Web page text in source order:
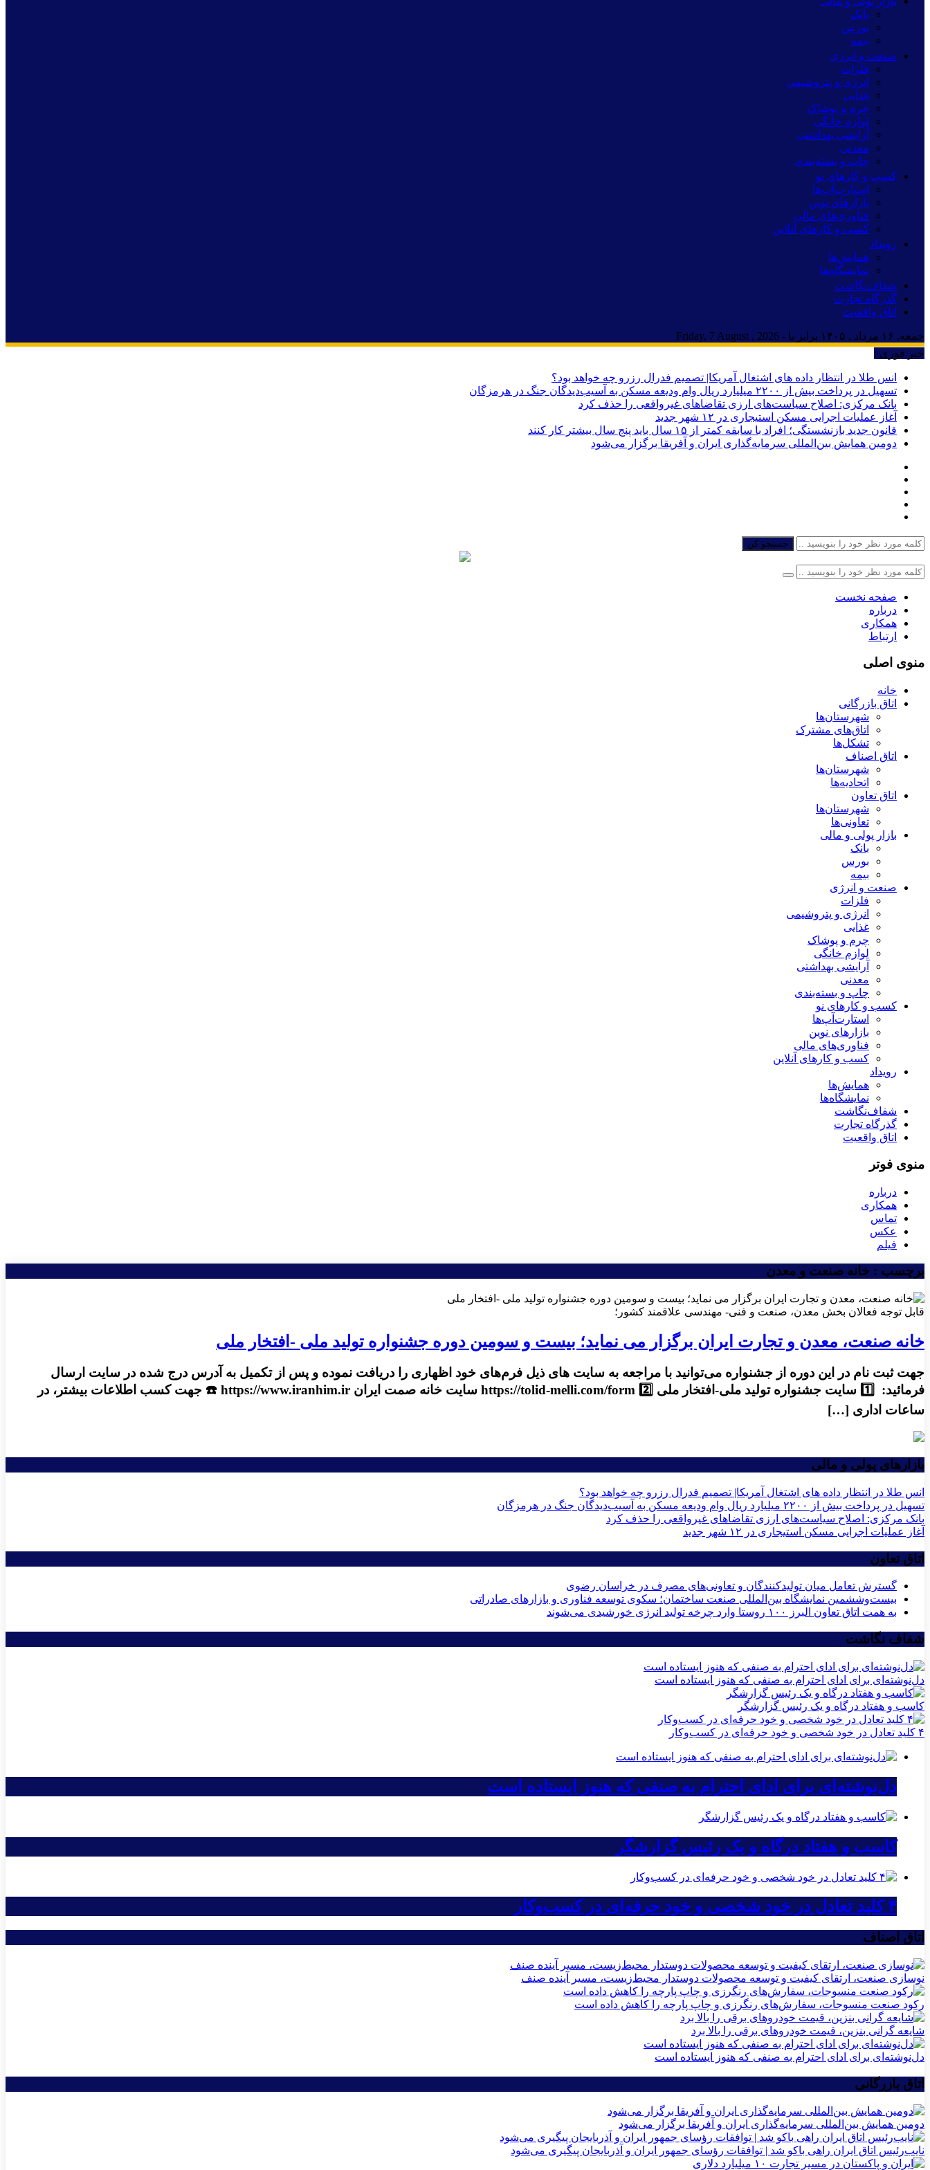
بانک
بورس
بیمه
صنعت و انرژی
فلزات
انرژی و پتروشیمی
غذایی
چرم و پوشاک
لوازم خانگی
آرایشی بهداشتی
معدنی
چاپ و بسته‌بندی
کسب و کارهای نو
استارت‌آپ‌ها
بازارهای نوین
فناوری‌های مالی
کسب و کارهای آنلاین
رویداد
همایش‌ها
نمایشگاه‌ها
شفاف‌نگاشت
گذرگاه تجارت
اتاق واقعیت
جمعه, ۱۶ مرداد , ۱۴۰۵ برابر با - Friday, 7 August , 2026
خبر فوری :
انس طلا در انتظار داده های اشتغال آمریکا| تصمیم فدرال رزرو چه خواهد بود؟
تسهیل در پرداخت بیش از ۲۲۰۰ میلیارد ریال وام ودیعه مسکن به آسیب‌دیدگان جنگ در هرمزگان
بانک مرکزی: اصلاح سیاست‌های ارزی تقاضاهای غیرواقعی را حذف کرد
آغاز عملیات اجرایی مسکن استیجاری در ۱۲ شهر جدید
قانون جدید بازنشستگی؛ افراد با سابقه کمتر از ۱۵ سال باید پنج سال بیشتر کار کنند
دومین همایش بین‌المللی سرمایه‌گذاری ایران و آفریقا برگزار می‌شود
جستجو کن
صفحه نخست
درباره
همکاری
ارتباط
منوی اصلی
خانه
اتاق بازرگانی
شهرستان‌ها
اتاق‌های مشترک
تشکل‌ها
اتاق اصناف
شهرستان‌ها
اتحادیه‌ها
اتاق تعاون
شهرستان‌ها
تعاونی‌ها
بازار پولی و مالی
بانک
بورس
بیمه
صنعت و انرژی
فلزات
انرژی و پتروشیمی
غذایی
چرم و پوشاک
لوازم خانگی
آرایشی بهداشتی
معدنی
چاپ و بسته‌بندی
کسب و کارهای نو
استارت‌آپ‌ها
بازارهای نوین
فناوری‌های مالی
کسب و کارهای آنلاین
رویداد
همایش‌ها
نمایشگاه‌ها
شفاف‌نگاشت
گذرگاه تجارت
اتاق واقعیت
منوی فوتر
درباره
همکاری
تماس
عکس
فیلم
برچسب : خانه صنعت و معدن
قابل توجه فعالان بخش معدن، صنعت و فنی- مهندسی علاقمند کشور؛
خانه صنعت، معدن و تجارت ایران برگزار می نماید؛ بیست و سومین دوره جشنواره تولید ملی -افتخار ملی
جهت ثبت نام در این دوره از جشنواره می‌توانید با مراجعه به سایت های ذیل فرم‌های خود اظهاری را دریافت نموده و پس از تکمیل به آدرس درج شده در سایت ارسال
فرمائید: ‌ 1️⃣ سایت جشنواره تولید ملی-افتخار ملی https://tolid-melli.com/form 2️⃣ سایت خانه صمت ایران https://www.iranhim.ir ☎️ جهت کسب اطلاعات بیشتر، در
ساعات اداری […]
بازارهای پولی و مالی
انس طلا در انتظار داده های اشتغال آمریکا| تصمیم فدرال رزرو چه خواهد بود؟
تسهیل در پرداخت بیش از ۲۲۰۰ میلیارد ریال وام ودیعه مسکن به آسیب‌دیدگان جنگ در هرمزگان
بانک مرکزی: اصلاح سیاست‌های ارزی تقاضاهای غیرواقعی را حذف کرد
آغاز عملیات اجرایی مسکن استیجاری در ۱۲ شهر جدید
اتاق تعاون
گسترش تعامل میان تولیدکنندگان و تعاونی‌های مصرف در خراسان رضوی
بیست‌وششمین نمایشگاه بین‌المللی صنعت ساختمان؛ سکوی توسعه فناوری و بازارهای صادراتی
به همت اتاق تعاون البرز ۱۰۰ روستا وارد چرخه تولید انرژی خورشیدی می‌شوند
شفاف نگاشت
دل‌نوشته‌ای برای ادای احترام به صنفی که هنوز ایستاده است
کاسب و هفتاد درگاه و یک رئیس گزارشگر
۴ کلید تعادل در خود شخصی و خود حرفه‌ای در کسب‌وکار
دل‌نوشته‌ای برای ادای احترام به صنفی که هنوز ایستاده است
کاسب و هفتاد درگاه و یک رئیس گزارشگر
۴ کلید تعادل در خود شخصی و خود حرفه‌ای در کسب‌وکار
اتاق اصناف
نوسازی صنعت، ارتقای کیفیت و توسعه محصولات دوستدار محیط‌زیست، مسیر آینده صنف
رکود صنعت منسوجات، سفارش‌های رنگرزی و چاپ پارچه را کاهش داده است
شایعه گرانی بنزین، قیمت خودروهای برقی را بالا برد
دل‌نوشته‌ای برای ادای احترام به صنفی که هنوز ایستاده است
اتاق بازرگانی
دومین همایش بین‌المللی سرمایه‌گذاری ایران و آفریقا برگزار می‌شود
نایب‌رئیس اتاق ایران راهی باکو شد | توافقات رؤسای جمهور ایران و آذربایجان پیگیری می‌شود